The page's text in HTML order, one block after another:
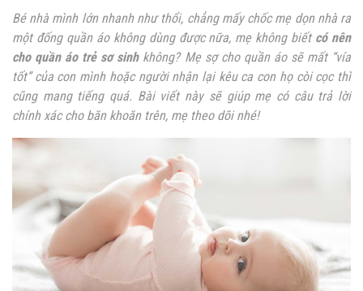
Bé nhà mình lớn nhanh như thổi, chẳng mấy chốc mẹ dọn nhà ra
một đống quần áo không dùng được nữa, mẹ không biết có nên
cho quần áo trẻ sơ sinh không? Mẹ sợ cho quần áo sẽ mất “vía
tốt” của con mình hoặc người nhận lại kêu ca con họ còi cọc thì
cũng mang tiếng quá. Bài viết này sẽ giúp mẹ có câu trả lời
chính xác cho băn khoăn trên, mẹ theo dõi nhé!